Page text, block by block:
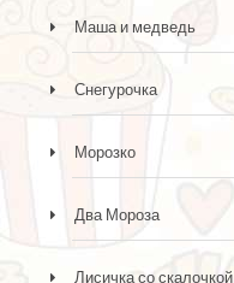
Маша и медведь
Снегурочка
Морозко
Два Мороза
Лисичка со скалочкой